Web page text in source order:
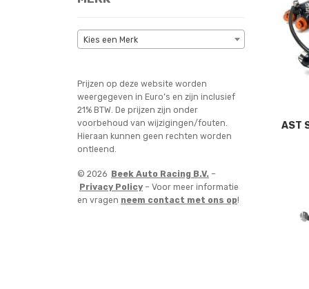
AST
Kies een Merk
Prijzen op deze website worden
weergegeven in Euro’s en zijn inclusief
21% BTW. De prijzen zijn onder
voorbehoud van wijzigingen/fouten.
Hieraan kunnen geen rechten worden
ontleend.
© 2026 Beek Auto Racing B.V. –
Privacy Policy – Voor meer informatie
en vragen neem contact met ons op!